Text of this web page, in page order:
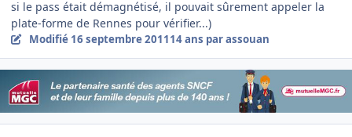
si le pass était démagnétisé, il pouvait sûrement appeler la
plate-forme de Rennes pour vérifier...)
Modifié 16 septembre 201114 ans par assouan